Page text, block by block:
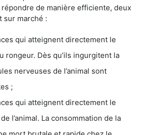
de manière efficiente, deux
sur marché :
qui atteignent directement le
rongeur. Dès qu’ils ingurgitent la
nerveuses de l’animal sont
;
qui atteignent directement le
l’animal. La consommation de la